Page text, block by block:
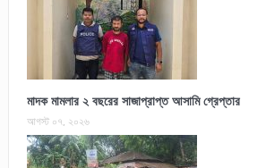
মাদক মামলার ২ বছরের সাজাপ্রাপ্ত আসামি গ্রেপ্তার
আগস্ট ০৭, ২০২৬